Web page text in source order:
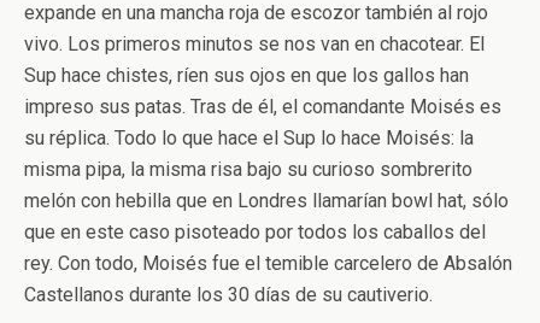
expande en una mancha roja de escozor también al rojo
vivo. Los primeros minutos se nos van en chacotear. El
Sup hace chistes, ríen sus ojos en que los gallos han
impreso sus patas. Tras de él, el comandante Moisés es
su réplica. Todo lo que hace el Sup lo hace Moisés: la
misma pipa, la misma risa bajo su curioso sombrerito
melón con hebilla que en Londres llamarían bowl hat, sólo
que en este caso pisoteado por todos los caballos del
rey. Con todo, Moisés fue el temible carcelero de Absalón
Castellanos durante los 30 días de su cautiverio.